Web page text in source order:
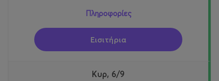
Πληροφορίες
Εισιτήρια
Κυρ, 6/9